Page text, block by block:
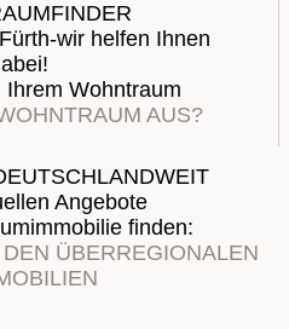
wir helfen Ihnen
Wohntraum
AUS?
Angebote
finden:
ÜBERREGIONALEN